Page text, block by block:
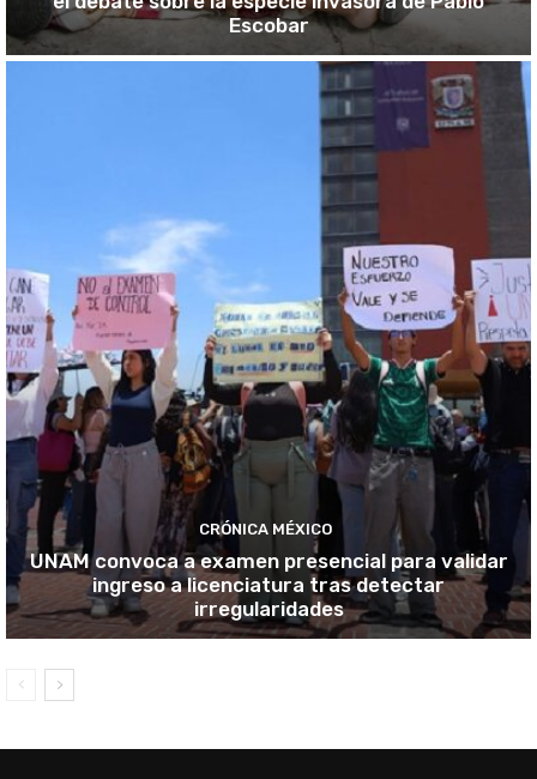
Escobar
CRÓNICA MÉXICO
UNAM convoca a examen presencial para validar
ingreso a licenciatura tras detectar
irregularidades